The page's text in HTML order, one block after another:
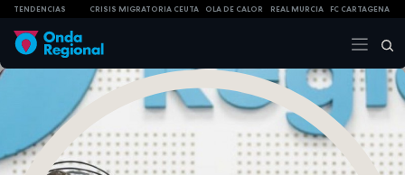
TENDENCIAS CRISIS MIGRATORIA CEUTA OLA DE CALOR REAL MURCIA FC CARTAGENA